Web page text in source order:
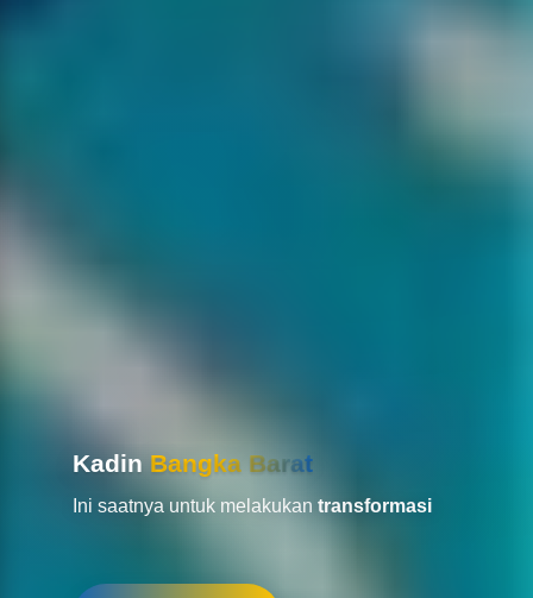
Kadin Bangka Barat
Ini saatnya untuk melakukantransformasi